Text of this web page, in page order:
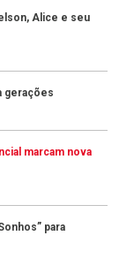
Alice e seu
gerações
marcam nova
para